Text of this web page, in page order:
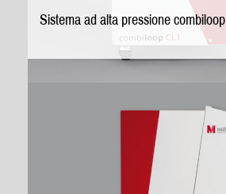
Sistema ad alta pressione combiloop